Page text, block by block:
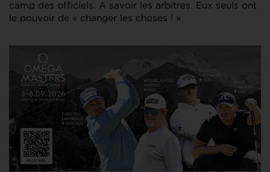
camp des officiels. A savoir les arbitres. Eux seuls ont
le pouvoir de « changer les choses ! »